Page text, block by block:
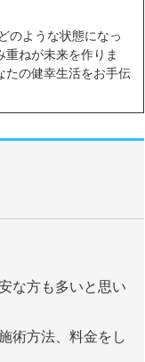
のような状態になっ
ねが未来を作りま
たの健幸生活をお手伝
な方も多いと思い
術方法、料金をし